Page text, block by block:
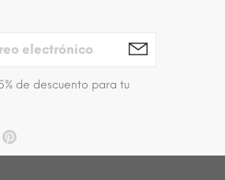
de descuento para tu